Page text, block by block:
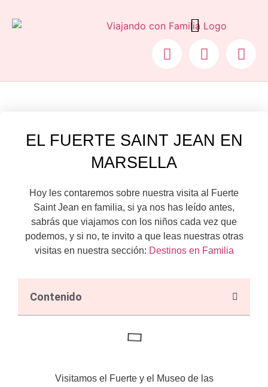
EL FUERTE SAINT JEAN EN
MARSELLA
Hoy les contaremos sobre nuestra visita al Fuerte
Saint Jean en familia, si ya nos has leído antes,
sabrás que viajamos con los niños cada vez que
podemos, y si no, te invito a que leas nuestras otras
visitas en nuestra sección: Destinos en Familia
Contenido
Visitamos el Fuerte y el Museo de las